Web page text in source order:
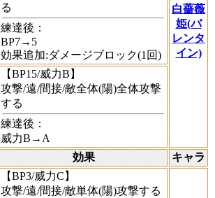
白薔薇
姫(バ
レンタ
イン)
る
練達後：
BP7→5
効果追加:ダメージブロック(1回)
【BP15/威力B】
攻撃/遠/間接/敵全体(陽)全体攻撃
する
練達後：
威力B→A
効果 キャラ
【BP3/威力C】
攻撃/遠/間接/敵単体(陽)攻撃する